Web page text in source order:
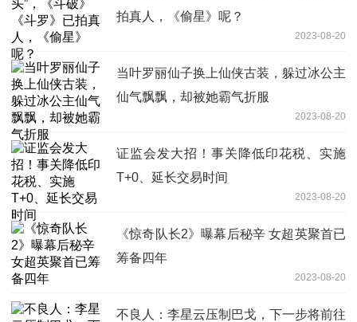
拍真人，《偷星》呢？
2023-08-20
当叶罗丽仙子换上仙侠古装，躲过冰公主
仙气飘飘，却被她霸气折服
2023-08-20
证监会发大招！事关降低印花税、实施
T+0、延长交易时间
2023-08-20
《惊奇队长2》曝幕后秘辛 女超英聚首已
筹备四年
2023-08-20
不良人：李星云压制巴戈，下一步将前往